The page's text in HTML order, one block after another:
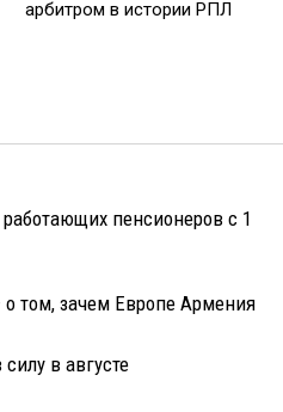
арбитром в истории РПЛ
пенсионеров с 1
том, зачем Европе Армения
в августе